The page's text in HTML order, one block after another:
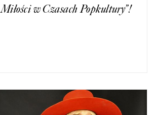
Miłości w Czasach Popkultury”!